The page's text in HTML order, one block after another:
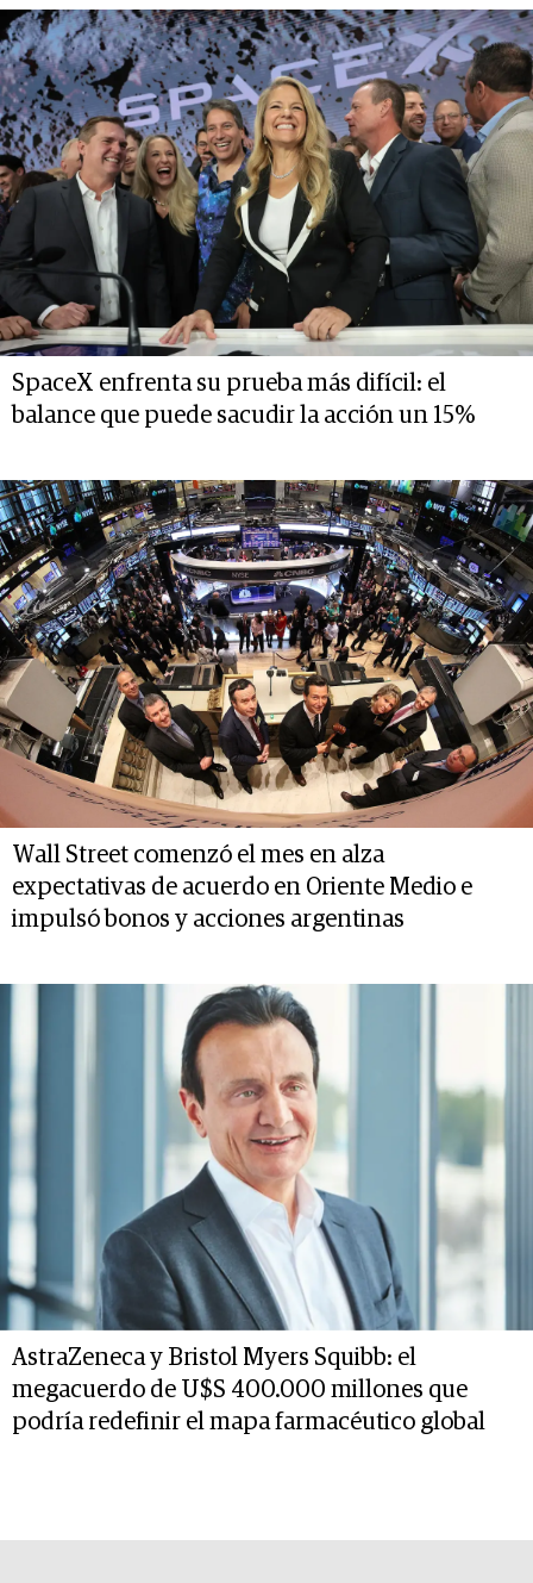
SpaceX enfrenta su prueba más difícil: el
balance que puede sacudir la acción un 15%
Wall Street comenzó el mes en alza
expectativas de acuerdo en Oriente Medio e
impulsó bonos y acciones argentinas
AstraZeneca y Bristol Myers Squibb: el
megacuerdo de U$S 400.000 millones que
podría redefinir el mapa farmacéutico global